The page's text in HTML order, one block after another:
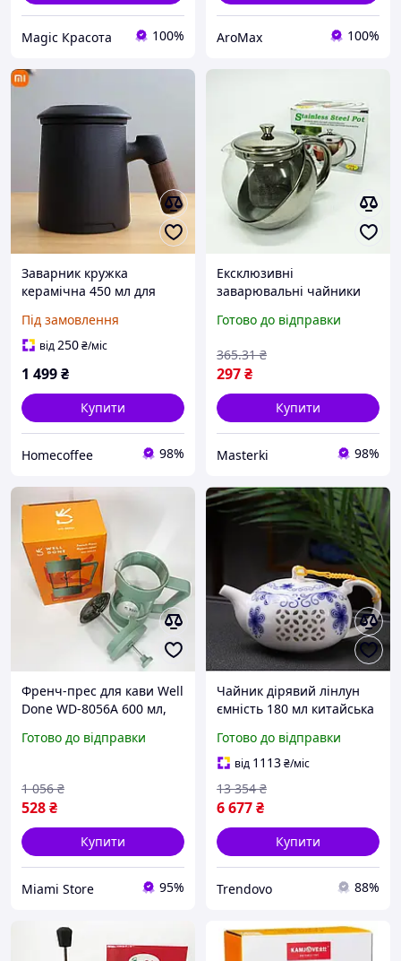
Magic Красота 100% AroMax 100%
Заварник кружка
керамічна 450 мл для
фільтром, Чорна,
китайська, з ручкою
Під замовлення
від250₴/міс
1 499₴
Купити
Homecoffee 98%
Ексклюзивні
заварювальні чайники
Чайник заварник,
Готово до відправки
297₴
365.31 ₴
Купити
Masterki 98%
Френч-прес для кави Well
Done WD-8056A 600 мл,
трав, Френч KY-277 преси
Готово до відправки
528₴
1 056 ₴
Купити
Miami Store 95%
Чайник дірявий лінлун
ємність 180 мл китайська
заварник для чайної
церемонії
Готово до відправки
від 1113₴/міс
6 677₴
13 354 ₴
Купити
Trendovo 88%